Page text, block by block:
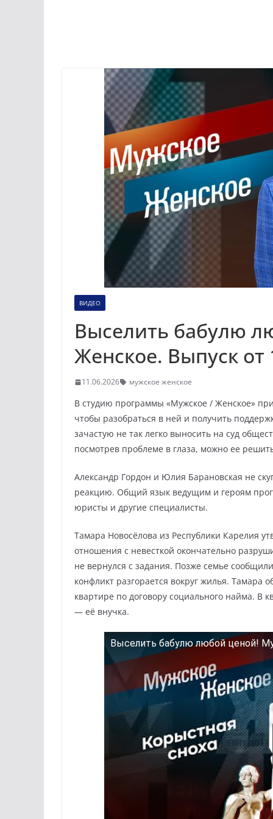
ВИДЕО
Выселить бабулю
Женское. Выпуск от
11.06.2026 мужское женское
В студию программы «Мужское / Женское»
чтобы разобраться в ней и получить
зачастую не так легко выносить на суд
посмотрев проблеме в глаза, можно ее
Александр Гордон и Юлия Барановская не
реакцию. Общий язык ведущим и героям
юристы и другие специалисты.
Тамара Новосёлова из Республики Карелия
отношения с невесткой окончательно
не вернулся с задания. Позже семье
конфликт разгорается вокруг жилья. Тамара
квартире по договору социального найма. В
— её внучка.
Выселить бабулю любой ценой!